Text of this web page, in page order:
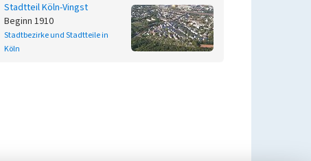
Stadtteil Köln-Vingst
Beginn 1910
Stadtbezirke und Stadtteile in
Köln